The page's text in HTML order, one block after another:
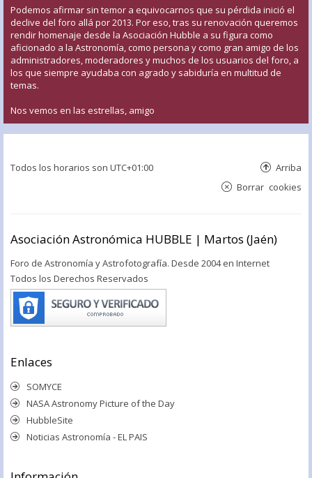
Podemos afirmar sin temor a equivocarnos que su pérdida inició el
declive del foro allá por 2013. Por eso, tras su renovación queremos
rendir homenaje desde la Asociación Hubble a su figura como
aficionado a la Astronomía, como persona y como gran amigo de los
administradores, moderadores y muchos de los usuarios del foro, a
los que siempre ayudaba con agrado y sabiduría en multitud de
temas.
Nos vemos en las estrellas, amigo
Todos los horarios son UTC+01:00 Arriba
Borrar cookies
Asociación Astronómica HUBBLE | Martos (Jaén)
Foro de Astronomía y Astrofotografía. Desde 2004 en Internet
Todos los Derechos Reservados
Enlaces
SOMYCE
NASA Astronomy Picture of the Day
HubbleSite
Noticias Astronomía - EL PAIS